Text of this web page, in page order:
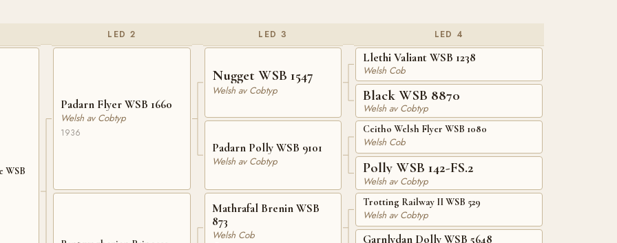
WSB
LED 2
Padarn Flyer WSB 1660
Welsh av Cobtyp
1936
LED 3
Nugget WSB 1547
Welsh av Cobtyp
Padarn Polly WSB 9101
Welsh av Cobtyp
Mathrafal Brenin WSB
873
Welsh Cob
LED 4
Llethi Valiant WSB 1238
Welsh Cob
Black WSB 8870
Welsh av Cobtyp
Ceitho Welsh Flyer WSB 1080
Welsh Cob
Polly WSB 142-FS.2
Welsh av Cobtyp
Trotting Railway II WSB 529
Welsh av Cobtyp
Garnlydan Dolly WSB 5648